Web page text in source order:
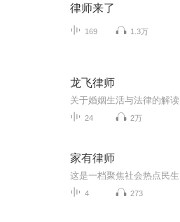
律师来了
169 1.3万
龙飞律师
关于婚姻生活与法律的解读
24 2万
家有律师
4 273